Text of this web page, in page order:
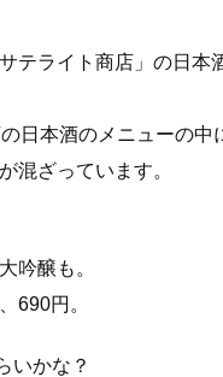
サテライト商店」の日本
日本酒のメニューの中
混ざっています。
吟醸も。
690円。
いかな？